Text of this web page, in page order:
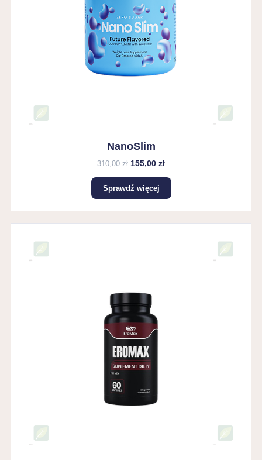
NanoSlim
310,00 zł 155,00 zł
Sprawdź więcej